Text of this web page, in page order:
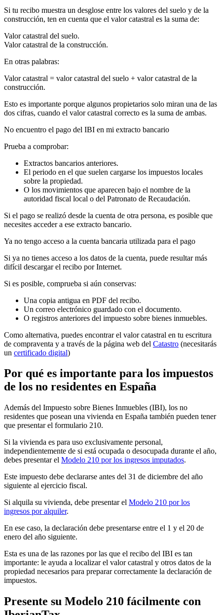
Si tu recibo muestra un desglose entre los valores del suelo y de la
construcción, ten en cuenta que el valor catastral es la suma de:
Valor catastral del suelo.
Valor catastral de la construcción.
En otras palabras:
Valor catastral = valor catastral del suelo + valor catastral de la
construcción.
Esto es importante porque algunos propietarios solo miran una de las
dos cifras, cuando el valor catastral correcto es la suma de ambas.
No encuentro el pago del IBI en mi extracto bancario
Prueba a comprobar:
Extractos bancarios anteriores.
El periodo en el que suelen cargarse los impuestos locales
sobre la propiedad.
O los movimientos que aparecen bajo el nombre de la
autoridad fiscal local o del Patronato de Recaudación.
Si el pago se realizó desde la cuenta de otra persona, es posible que
necesites acceder a ese extracto bancario.
Ya no tengo acceso a la cuenta bancaria utilizada para el pago
Si ya no tienes acceso a los datos de la cuenta, puede resultar más
difícil descargar el recibo por Internet.
Si es posible, comprueba si aún conservas:
Una copia antigua en PDF del recibo.
Un correo electrónico guardado con el documento.
O registros anteriores del impuesto sobre bienes inmuebles.
Como alternativa, puedes encontrar el valor catastral en tu escritura
de compraventa y a través de la página web del Catastro (necesitarás
un certificado digital)
Por qué es importante para los impuestos
de los no residentes en España
Además del Impuesto sobre Bienes Inmuebles (IBI), los no
residentes que posean una vivienda en España también pueden tener
que presentar el formulario 210.
Si la vivienda es para uso exclusivamente personal,
independientemente de si está ocupada o desocupada durante el año,
debes presentar el Modelo 210 por los ingresos imputados.
Este impuesto debe declararse antes del 31 de diciembre del año
siguiente al ejercicio fiscal.
Si alquila su vivienda, debe presentar el Modelo 210 por los
ingresos por alquiler.
En ese caso, la declaración debe presentarse entre el 1 y el 20 de
enero del año siguiente.
Esta es una de las razones por las que el recibo del IBI es tan
importante: le ayuda a localizar el valor catastral y otros datos de la
propiedad necesarios para preparar correctamente la declaración de
impuestos.
Presente su Modelo 210 fácilmente con